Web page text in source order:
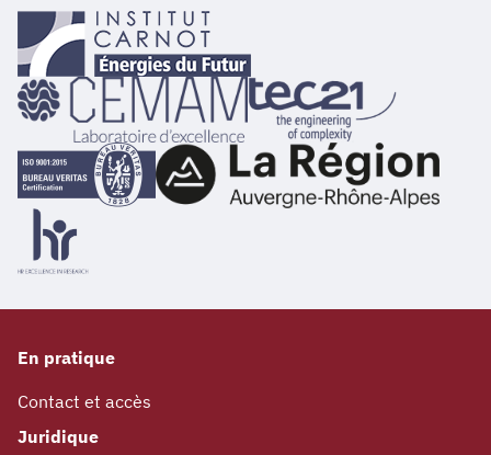
En pratique
Contact et accès
Juridique